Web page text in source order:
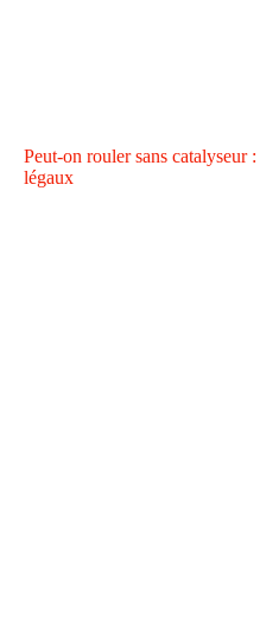
Peut-on rouler sans catalyseur
légaux